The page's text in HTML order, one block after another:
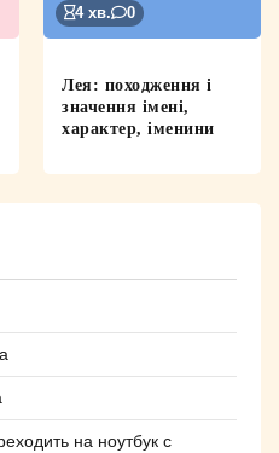
4 хв. 0
Лея: походження і
значення імені,
характер, іменини
на ноутбук с